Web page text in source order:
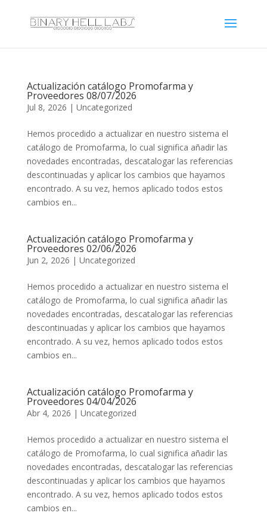
Actualización catálogo Promofarma y
Proveedores 08/07/2026
Jul 8, 2026 | Uncategorized
Hemos procedido a actualizar en nuestro sistema el
catálogo de Promofarma, lo cual significa añadir las
novedades encontradas, descatalogar las referencias
descontinuadas y aplicar los cambios que hayamos
encontrado. A su vez, hemos aplicado todos estos
cambios en...
Actualización catálogo Promofarma y
Proveedores 02/06/2026
Jun 2, 2026 | Uncategorized
Hemos procedido a actualizar en nuestro sistema el
catálogo de Promofarma, lo cual significa añadir las
novedades encontradas, descatalogar las referencias
descontinuadas y aplicar los cambios que hayamos
encontrado. A su vez, hemos aplicado todos estos
cambios en...
Actualización catálogo Promofarma y
Proveedores 04/04/2026
Abr 4, 2026 | Uncategorized
Hemos procedido a actualizar en nuestro sistema el
catálogo de Promofarma, lo cual significa añadir las
novedades encontradas, descatalogar las referencias
descontinuadas y aplicar los cambios que hayamos
encontrado. A su vez, hemos aplicado todos estos
cambios en...